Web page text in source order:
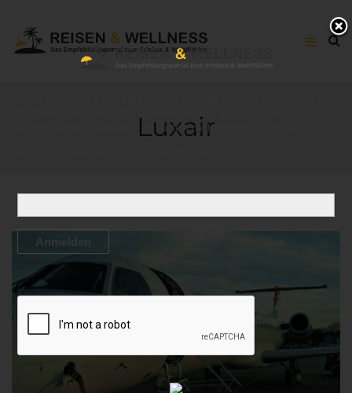
Luxair
Alltagsfluchten, die wir Ihnen bis zu Ihrer nächsten Auszeit bieten!
Anmelden